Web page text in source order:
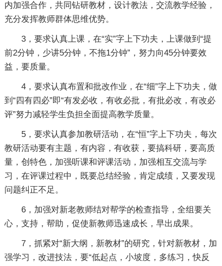
内加强合作，共同钻研教材，设计教法，交流教学经验，
充分发挥教师群体思维优势。
3，要求认真上课，在“实”字上下功夫，上课做到“提
前2分钟，少讲5分钟，不拖1分钟”，努力向45分钟要效
益，要质量。
4，要求认真布置和批改作业，在“细”字上下功夫，做
到“四有四必”即“有发必收，有收必批，有批必改，有改必
评”努力减轻学生负担全面提高教学质量。
5，要求认真参加教研活动，在“恒”字上下功夫，每次
教研活动要有主题，有内容，有收获，要搞科研，要高质
量，创特色，加强听课和评课活动，加强相互交流与学
习，在评课过程中，既要总结经验，肯定成绩，又要发现
问题纠正不足。
6，加强对新老教师结对帮学的检查指导，全组要关
心，支持，帮助，促使新教师迅速成长，早出成果。
7，抓紧对“新大纲，新教材”的研究，针对新教材，加
强学习，改进技法，要“低起点，小坡度，多练习，快反